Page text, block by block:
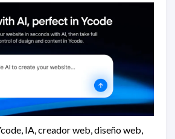
IA, creador web, diseño web,